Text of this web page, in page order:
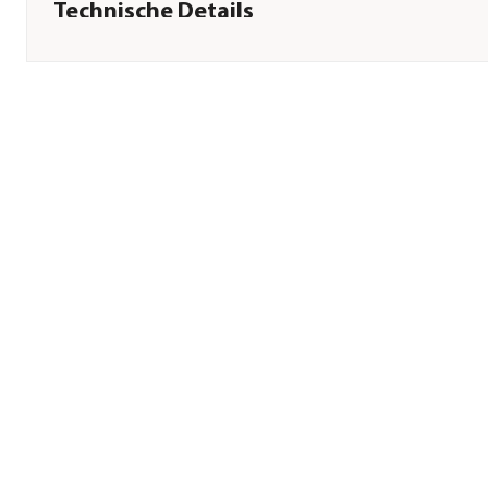
Technische Details